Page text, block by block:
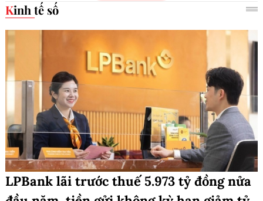
Kinh tế số
LPBank lãi trước thuế 5.973 tỷ đồng nửa